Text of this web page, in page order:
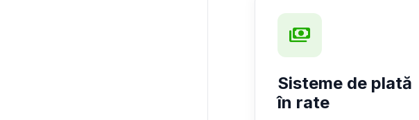
payments
Sisteme de plată
în rate